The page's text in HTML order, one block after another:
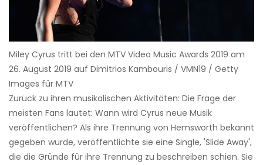
Miley Cyrus tritt bei den MTV Video Music Awards 2019 am
26. August 2019 auf Dimitrios Kambouris / VMN19 / Getty
Images für MTV
Zurück zu ihren musikalischen Aktivitäten: Die Frage der
meisten Fans lautet: Wann wird Cyrus neue Musik
veröffentlichen? Als ihre Trennung von Hemsworth bekannt
gegeben wurde, veröffentlichte sie eine Single, 'Slide Away',
die die Gründe für ihre Trennung zu beschreiben schien. Sie